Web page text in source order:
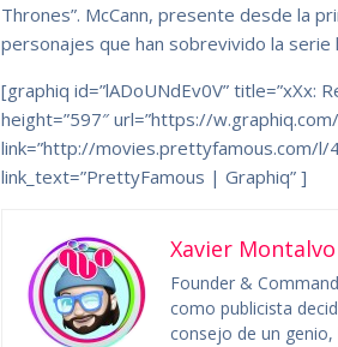
Thrones”. McCann, presente desde la
personajes que han sobrevivido la serie
[graphiq id=”lADoUNdEv0V” title=”xXx:
height=”597″ url=”https://
link=”http://movies.prettyfamous.com/
link_text=”PrettyFamous | Graphiq” ]
Xavier Montalvo
Founder &
como publicista
consejo de un